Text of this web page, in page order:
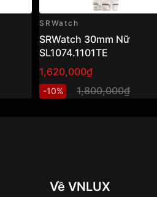
SRWatch
SRWatch 30mm Nữ
SL1074.1101TE
1,620,000₫
-10% 1,800,000₫
Về VNLUX